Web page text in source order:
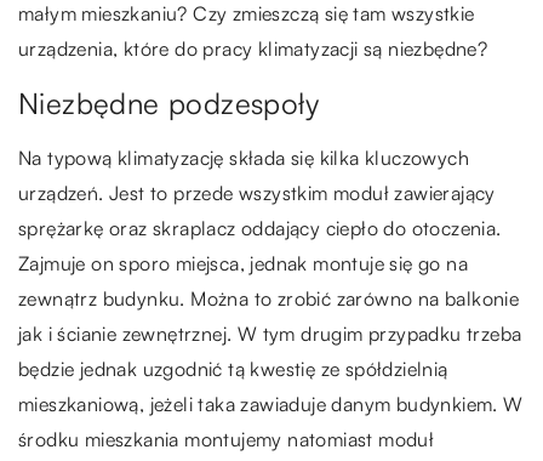
małym mieszkaniu? Czy zmieszczą się tam wszystkie
urządzenia, które do pracy klimatyzacji są niezbędne?
Niezbędne podzespoły
Na typową klimatyzację składa się kilka kluczowych
urządzeń. Jest to przede wszystkim moduł zawierający
sprężarkę oraz skraplacz oddający ciepło do otoczenia.
Zajmuje on sporo miejsca, jednak montuje się go na
zewnątrz budynku. Można to zrobić zarówno na balkonie
jak i ścianie zewnętrznej. W tym drugim przypadku trzeba
będzie jednak uzgodnić tą kwestię ze spółdzielnią
mieszkaniową, jeżeli taka zawiaduje danym budynkiem. W
środku mieszkania montujemy natomiast moduł